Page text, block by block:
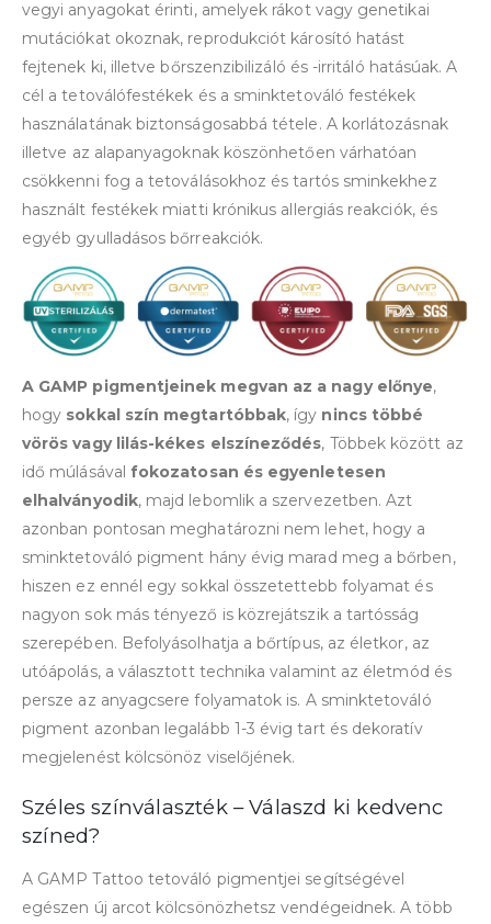
vegyi anyagokat érinti, amelyek rákot vagy genetikai
mutációkat okoznak, reprodukciót károsító hatást
fejtenek ki, illetve bőrszenzibilizáló és -irritáló hatásúak. A
cél a tetoválófestékek és a sminktetováló festékek
használatának biztonságosabbá tétele. A korlátozásnak
illetve az alapanyagoknak köszönhetően várhatóan
csökkenni fog a tetoválásokhoz és tartós sminkekhez
használt festékek miatti krónikus allergiás reakciók, és
egyéb gyulladásos bőrreakciók.
A GAMP pigmentjeinek megvan az a nagy előnye,
hogy sokkal szín megtartóbbak, így nincs többé
vörös vagy lilás-kékes elszíneződés, Többek között az
idő múlásával fokozatosan és egyenletesen
elhalványodik, majd lebomlik a szervezetben. Azt
azonban pontosan meghatározni nem lehet, hogy a
sminktetováló pigment hány évig marad meg a bőrben,
hiszen ez ennél egy sokkal összetettebb folyamat és
nagyon sok más tényező is közrejátszik a tartósság
szerepében. Befolyásolhatja a bőrtípus, az életkor, az
utóápolás, a választott technika valamint az életmód és
persze az anyagcsere folyamatok is. A sminktetováló
pigment azonban legalább 1-3 évig tart és dekoratív
megjelenést kölcsönöz viselőjének.
Széles színválaszték – Válaszd ki kedvenc
színed?
A GAMP Tattoo tetováló pigmentjei segítségével
egészen új arcot kölcsönözhetsz vendégeidnek. A több